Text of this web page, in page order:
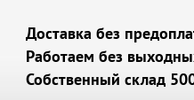
Доставка без
Работаем без
Собственный склад